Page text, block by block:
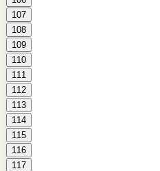
107
108
109
110
111
112
113
114
115
116
117